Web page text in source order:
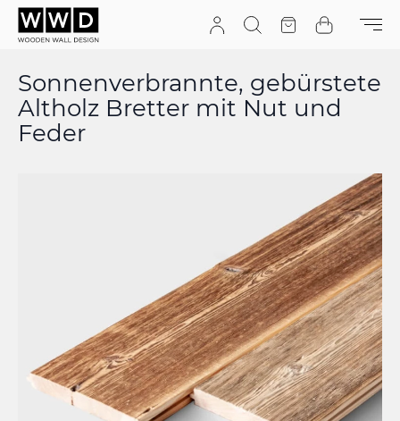
Zum Inhalt springen
SuchenAngebot
Sonnenverbrannte, gebürstete
Altholz Bretter mit Nut und
Feder